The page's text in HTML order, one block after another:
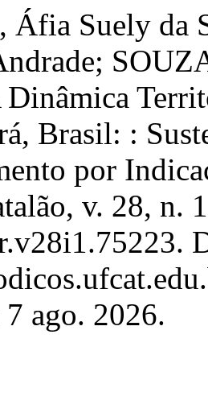
Suely da
Brasil: :
por
v. 28, n.
ago. 2026.